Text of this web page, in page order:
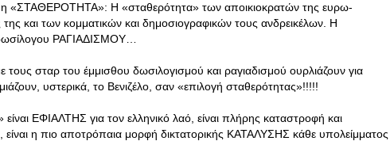
η «ΣΤΑΘΕΡΟΤΗΤΑ»: Η «σταθερότητα» των αποικιοκρατών της ευρω-
της και των κομματικών και δημοσιογραφικών τους ανδρεικέλων. Η
ΡΑΓΙΑΔΙΣΜΟΥ…
τους σταρ του έμμισθου δωσιλογισμού και ραγιαδισμού ουρλιάζουν για
υστερικά, το Βενιζέλο, σαν «επιλογή σταθερότητας»!!!!!
ΕΦΙΑΛΤΗΣ για τον ελληνικό λαό, είναι πλήρης καταστροφή και
η πιο αποτρόπαια μορφή δικτατορικής ΚΑΤΑΛΥΣΗΣ κάθε υπολείμματος